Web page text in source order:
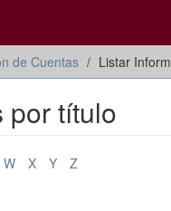
de Cuentas Listar
por título
W X Y Z